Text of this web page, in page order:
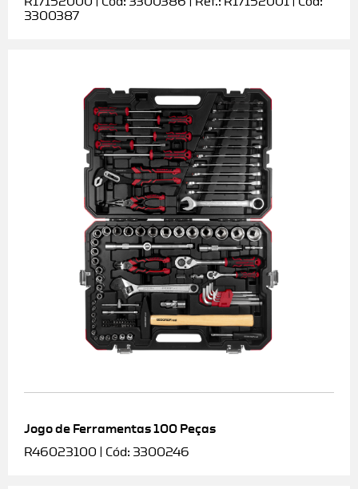
3300387
Jogo de Ferramentas 100 Peças
R46023100 | Cód: 3300246